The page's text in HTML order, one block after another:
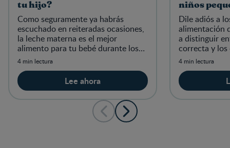
tu hijo?
Como seguramente ya habrás
escuchado en reiteradas ocasiones,
la leche materna es el mejor
alimento para tu bebé durante los
primeros seis meses de forma
alimentos
4 min lectura
Lee ahora
niños
Dile adiós a
alimentación
a distinguir
correcta y los
4 min lectura